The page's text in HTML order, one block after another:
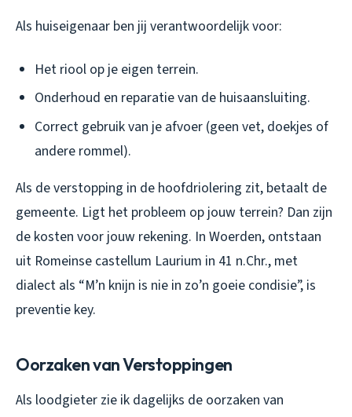
Als huiseigenaar ben jij verantwoordelijk voor:
Het riool op je eigen terrein.
Onderhoud en reparatie van de huisaansluiting.
Correct gebruik van je afvoer (geen vet, doekjes of
andere rommel).
Als de verstopping in de hoofdriolering zit, betaalt de
gemeente. Ligt het probleem op jouw terrein? Dan zijn
de kosten voor jouw rekening. In Woerden, ontstaan
uit Romeinse castellum Laurium in 41 n.Chr., met
dialect als “M’n knijn is nie in zo’n goeie condisie”, is
preventie key.
Oorzaken van Verstoppingen
Als loodgieter zie ik dagelijks de oorzaken van